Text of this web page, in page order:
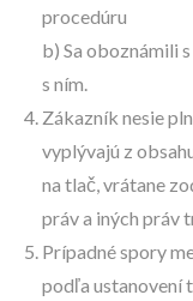
procedúru
b) Sa oboznámili
s ním.
Zákazník nesie
vyplývajú z
na tlač, vrátane
práv a iných práv
Prípadné spory
podľa ustanovení